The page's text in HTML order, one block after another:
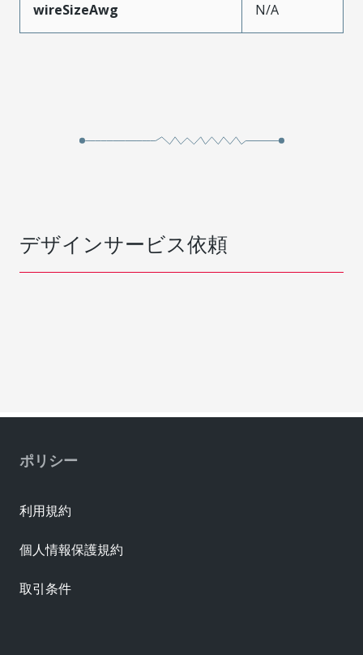
wireSizeAwg N/A
デザインサービス依頼
ポリシー
利用規約
個人情報保護規約
取引条件